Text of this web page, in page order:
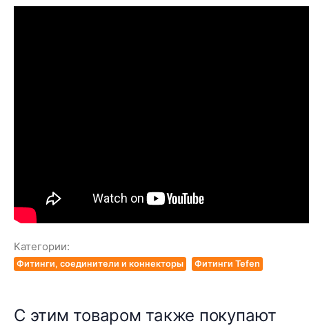
Категории:
Фитинги, соединители и коннекторы Фитинги Tefen
С этим товаром также покупают